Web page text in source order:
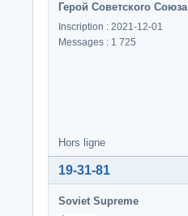
Герой Советского Союза
Inscription : 2021-12-01
Messages : 1 725
Hors ligne
19-31-81
Soviet Supreme